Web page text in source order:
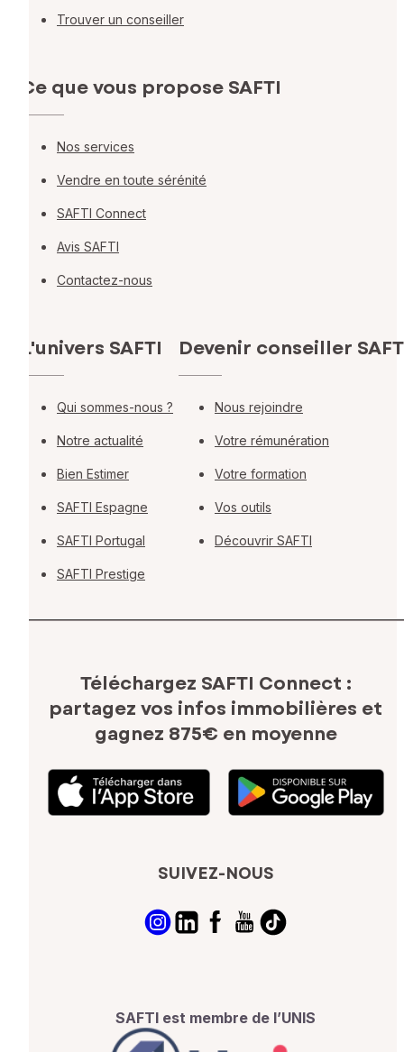
Trouver un conseiller
Ce que vous propose SAFTI
Nos services
Vendre en toute sérénité
SAFTI Connect
Avis SAFTI
Contactez-nous
L'univers SAFTI
Qui sommes-nous ?
Notre actualité
Bien Estimer
SAFTI Espagne
SAFTI Portugal
SAFTI Prestige
Devenir conseiller
Nous rejoindre
Votre rémunération
Votre formation
Vos outils
Découvrir SAFTI
Téléchargez SAFTI Connect :
partagez vos infos immobilières et
gagnez 875€ en moyenne
SUIVEZ-NOUS
SAFTI est membre de l’UNIS